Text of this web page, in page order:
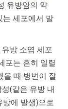
유방암의 약
는 세포에서 발
방 소엽 세포
포는 흔히 일렬
을 때 병변이 잘
(같은 유방 내
에 발생)으로